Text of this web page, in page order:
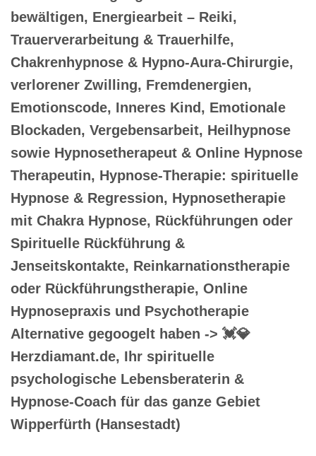
bewältigen, Energiearbeit – Reiki,
Trauerverarbeitung & Trauerhilfe,
Chakrenhypnose & Hypno-Aura-Chirurgie,
verlorener Zwilling, Fremdenergien,
Emotionscode, Inneres Kind, Emotionale
Blockaden, Vergebensarbeit, Heilhypnose
sowie Hypnosetherapeut & Online Hypnose
Therapeutin, Hypnose-Therapie: spirituelle
Hypnose & Regression, Hypnosetherapie
mit Chakra Hypnose, Rückführungen oder
Spirituelle Rückführung &
Jenseitskontakte, Reinkarnationstherapie
oder Rückführungstherapie, Online
Hypnosepraxis und Psychotherapie
Alternative gegoogelt haben -> 💓️💎
Herzdiamant.de, Ihr spirituelle
psychologische Lebensberaterin &
Hypnose-Coach für das ganze Gebiet
Wipperfürth (Hansestadt)